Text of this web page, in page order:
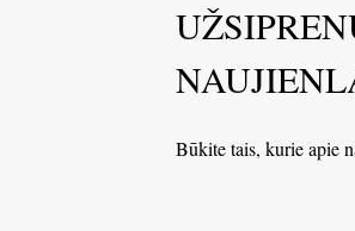
Būkite tais, kurie apie